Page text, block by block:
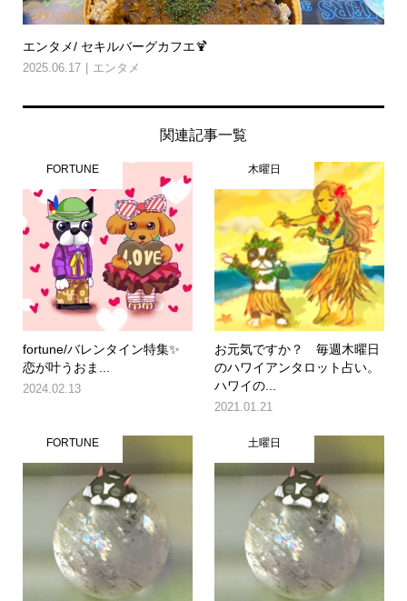
エンタメ/ セキルバーグカフエ🍹
2025.06.17 エンタメ
関連記事一覧
FORTUNE
fortune/バレンタイン特集✨
恋が叶うおま...
2024.02.13
木曜日
お元気ですか？ 毎週木曜日
のハワイアンタロット占い。
ハワイの...
2021.01.21
FORTUNE 土曜日